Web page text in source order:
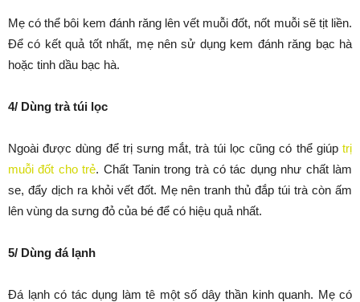
Mẹ có thể bôi kem đánh răng lên vết muỗi đốt, nốt muỗi sẽ tịt liền.
Để có kết quả tốt nhất, mẹ nên sử dụng kem đánh răng bạc hà
hoặc tinh dầu bạc hà.
4/ Dùng trà túi lọc
Ngoài được dùng để trị sưng mắt, trà túi lọc cũng có thể giúp trị
muỗi đốt cho trẻ. Chất Tanin trong trà có tác dụng như chất làm
se, đẩy dịch ra khỏi vết đốt. Mẹ nên tranh thủ đắp túi trà còn ấm
lên vùng da sưng đỏ của bé để có hiệu quả nhất.
5/ Dùng đá lạnh
Đá lạnh có tác dụng làm tê một số dây thần kinh quanh. Mẹ có